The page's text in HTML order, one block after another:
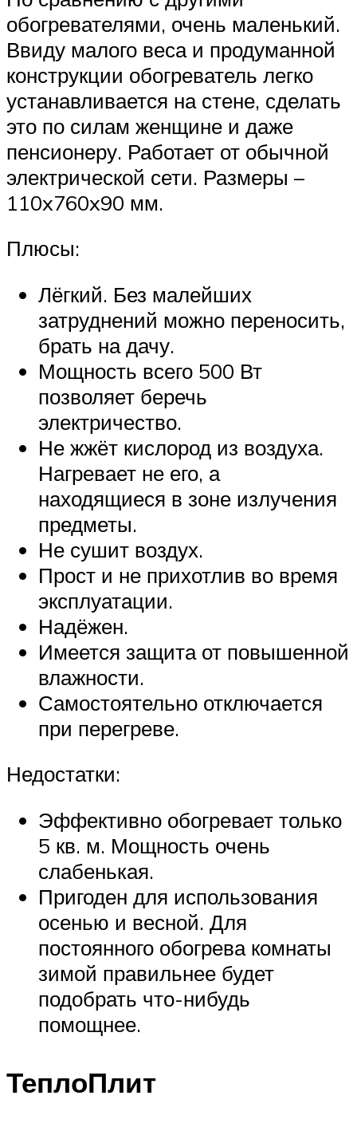
обогревателями, очень маленький.
Ввиду малого веса и продуманной
конструкции обогреватель легко
устанавливается на стене, сделать
это по силам женщине и даже
пенсионеру. Работает от обычной
электрической сети. Размеры –
110x760x90 мм.
Плюсы:
Лёгкий. Без малейших
затруднений можно переносить,
брать на дачу.
Мощность всего 500 Вт
позволяет беречь
электричество.
Не жжёт кислород из воздуха.
Нагревает не его, а
находящиеся в зоне излучения
предметы.
Не сушит воздух.
Прост и не прихотлив во время
эксплуатации.
Надёжен.
Имеется защита от повышенной
влажности.
Самостоятельно отключается
при перегреве.
Недостатки:
Эффективно обогревает только
5 кв. м. Мощность очень
слабенькая.
Пригоден для использования
осенью и весной. Для
постоянного обогрева комнаты
зимой правильнее будет
подобрать что-нибудь
помощнее.
ТеплоПлит